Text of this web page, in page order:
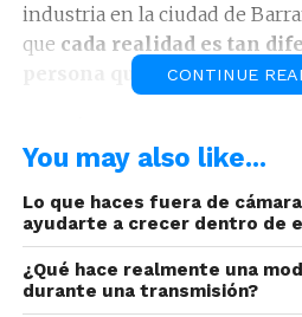
industria en la ciudad de
que cada realidad es tan
persona que la vive. El
horas. Ella baila ante el lente
con su cabello negro y largo.
345 personas la admiran en
miles de kilómetros de
estadounidenses, franceses.
CONTINUE
You may also like...
Lo que haces fuera de
ayudarte a crecer dentro de
¿Qué hace realmente una
durante una transmisión?